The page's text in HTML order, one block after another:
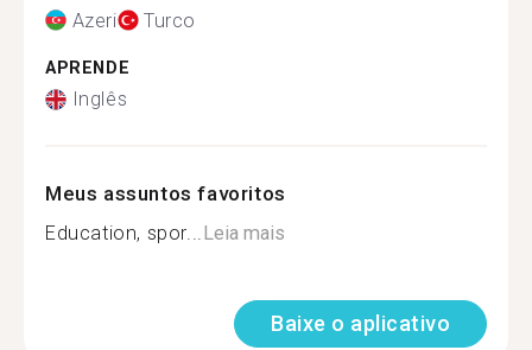
Azeri Turco
APRENDE
Inglês
Meus assuntos favoritos
Education, spor...Leia mais
Baixe o aplicativo